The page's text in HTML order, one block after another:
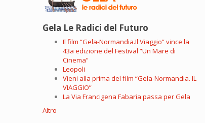
Gela Le Radici del Futuro
Il film “Gela-Normandia.Il Viaggio” vince la
43a edizione del Festival “Un Mare di
Cinema”
Leopoli
Vieni alla prima del film “Gela-Normandia. IL
VIAGGIO”
La Via Francigena Fabaria passa per Gela
Altro